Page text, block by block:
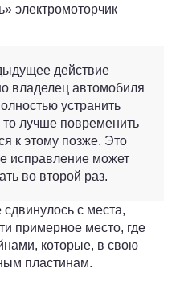
электромоторчик
действие
владелец автомобиля
устранить
то лучше повременить
к этому позже. Это
исправление может
во второй раз.
с места,
примерное место, где
которые, в свою
пластинам.